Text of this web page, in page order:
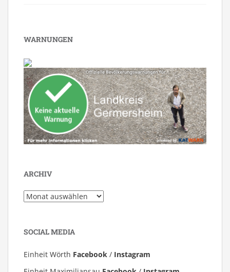
WARNUNGEN
ARCHIV
Archiv
SOCIAL MEDIA
Einheit Wörth Facebook / Instagram